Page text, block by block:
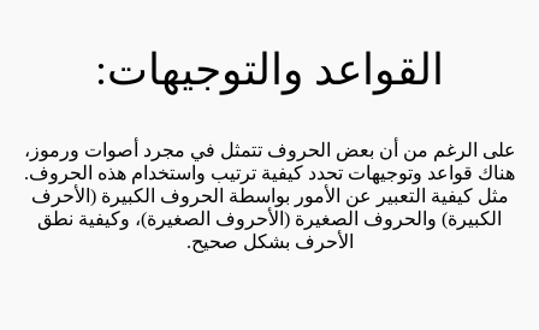
القواعد والتوجيهات:
على الرغم من أن بعض الحروف تتمثل في مجرد أصوات ورموز،
هناك قواعد وتوجيهات تحدد كيفية ترتيب واستخدام هذه الحروف.
مثل كيفية التعبير عن الأمور بواسطة الحروف الكبيرة (الأحرف
الكبيرة) والحروف الصغيرة (الأحروف الصغيرة)، وكيفية نطق
الأحرف بشكل صحيح.